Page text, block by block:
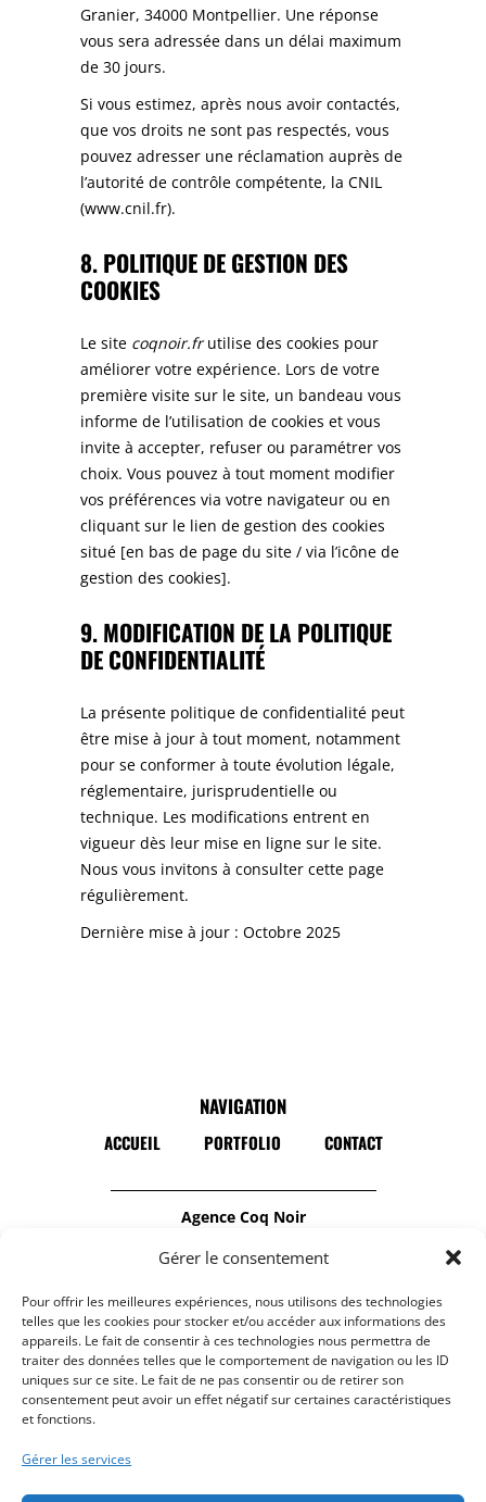
Gérer le consentement
Pour offrir les meilleures expériences, nous utilisons des technologies
telles que les cookies pour stocker et/ou accéder aux informations des
appareils. Le fait de consentir à ces technologies nous permettra de
traiter des données telles que le comportement de navigation ou les ID
uniques sur ce site. Le fait de ne pas consentir ou de retirer son
consentement peut avoir un effet négatif sur certaines caractéristiques
et fonctions.
Gérer les services
Granier, 34000 Montpellier. Une réponse
vous sera adressée dans un délai maximum
de 30 jours.
Si vous estimez, après nous avoir contactés,
que vos droits ne sont pas respectés, vous
pouvez adresser une réclamation auprès de
l’autorité de contrôle compétente, la CNIL
(www.cnil.fr).
8. POLITIQUE DE GESTION DES
COOKIES
Le site coqnoir.frutilise des cookies pour
améliorer votre expérience. Lors de votre
première visite sur le site, un bandeau vous
informe de l’utilisation de cookies et vous
invite à accepter, refuser ou paramétrer vos
choix. Vous pouvez à tout moment modifier
vos préférences via votre navigateur ou en
cliquant sur le lien de gestion des cookies
situé [en bas de page du site / via l’icône de
gestion des cookies].
9. MODIFICATION DE LA POLITIQUE
DE CONFIDENTIALITÉ
La présente politique de confidentialité peut
être mise à jour à tout moment, notamment
pour se conformer à toute évolution légale,
réglementaire, jurisprudentielle ou
technique. Les modifications entrent en
vigueur dès leur mise en ligne sur le site.
Nous vous invitons à consulter cette page
régulièrement.
Dernière mise à jour : Octobre 2025
NAVIGATION
ACCUEIL PORTFOLIO CONTACT
Agence Coq Noir
Notre agence de communication est
production audiovisuelleetla création de
site internet responsive.
N’hésitez pas à nous contacter :
contact@coqnoir.fr